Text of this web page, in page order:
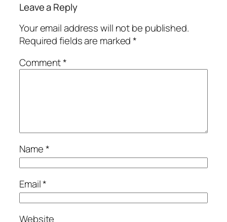
Leave a Reply
Your email address will not be published.
Required fields are marked*
Comment*
Name*
Email*
Website